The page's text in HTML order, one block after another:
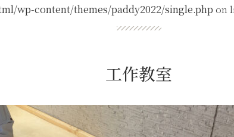
wp-content/themes/paddy2022/single.php on
工作教室